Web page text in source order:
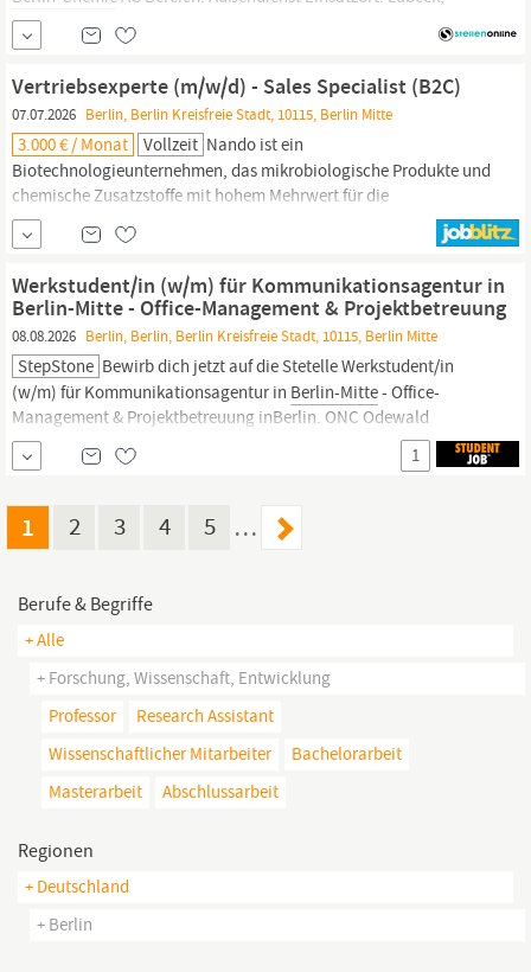
Stralsund, Rostock, Neuruppin, Eberswalde, Greifswald, Parchim
und BerlinArbeitszeit: Vollzeit HIER BEWERBEN
Berlin-Chemie
entwickelt, produziert und vertreibt moderne Arzneimittel aus
Berlin
Vertriebsexperte (m/w/d) - Sales Specialist (B2C)
07.07.2026 Berlin, Berlin Kreisfreie Stadt, 10115, Berlin Mitte
3.000 € / Monat Vollzeit Nando ist ein
Biotechnologieunternehmen, das mikrobiologische Produkte und
chemische Zusatzstoffe mit hohem Mehrwert für die
Landwirtschaft und Industrie entwickelt und herstellt. Durch
Innovation und die Kombination
Fortschritte
in den Bereichen Biotechnologie, Chemie und Ingenieurwesen
entwickelt und vermarktet das Unternehmen...
Werkstudent/in (w/m) für Kommunikationsagentur in
Berlin-Mitte - Office-Management & Projektbetreuung
08.08.2026 Berlin, Berlin, Berlin Kreisfreie Stadt, 10115, Berlin Mitte
StepStone Bewirb dich jetzt auf die Stetelle Werkstudent/in
(w/m) für Kommunikationsagentur in Berlin-Mitte- Office-
Management & Projektbetreuung inBerlin. ONC Odewald
Networking Communication GmbH ist als
Kommunikationsagentur auf die Entwicklung und Umsetzung
1
1 2 3 4 5 …
Berufe & Begriffe
+ Alle
+ Forschung, Wissenschaft, Entwicklung
Professor
Research Assistant
Wissenschaftlicher Mitarbeiter
Bachelorarbeit
Masterarbeit
Abschlussarbeit
Regionen
+ Deutschland
+ Berlin